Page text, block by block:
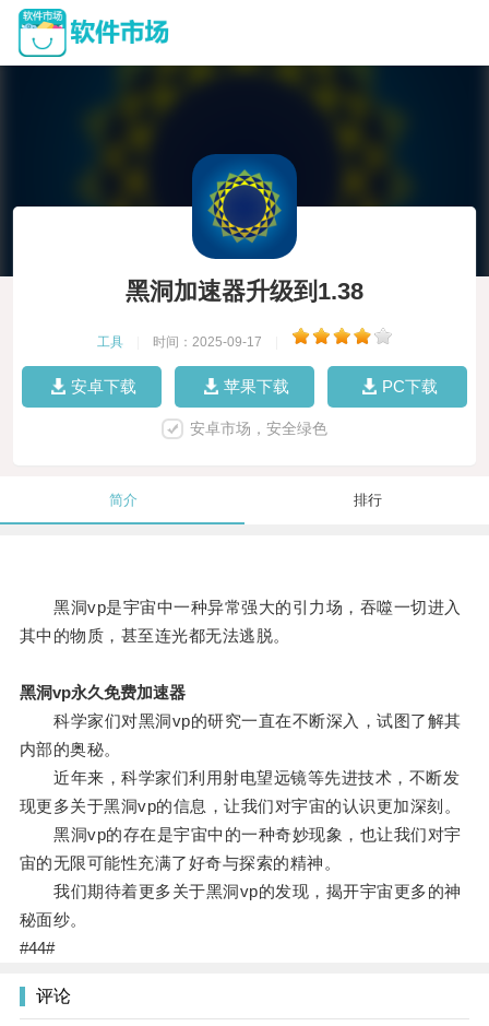
黑洞加速器升级到1.38
工具 时间：2025-09-17
安卓下载 苹果下载 PC下载
安卓市场，安全绿色
简介 排行
黑洞vp是宇宙中一种异常强大的引力场，吞噬一切进入
其中的物质，甚至连光都无法逃脱。
黑洞vp永久免费加速器
科学家们对黑洞vp的研究一直在不断深入，试图了解其
内部的奥秘。
近年来，科学家们利用射电望远镜等先进技术，不断发
现更多关于黑洞vp的信息，让我们对宇宙的认识更加深刻。
黑洞vp的存在是宇宙中的一种奇妙现象，也让我们对宇
宙的无限可能性充满了好奇与探索的精神。
我们期待着更多关于黑洞vp的发现，揭开宇宙更多的神
秘面纱。
#44#
评论